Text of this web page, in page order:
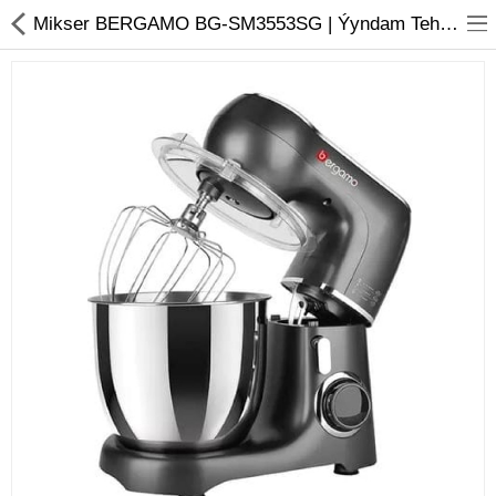
Monobloklar
Kompýuter düzüjiler
Kompýuter aksesuarlary
Mikser BERGAMO BG-SM3553SG | Ýyndam Tehnika Dünýäsi